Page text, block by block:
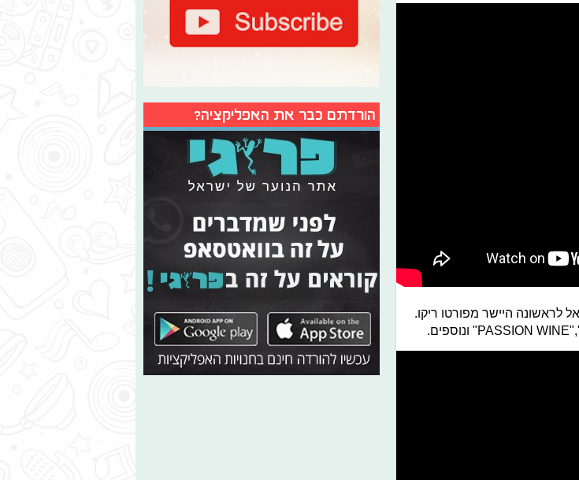
לראשונה היישר מפורטו ריקו.
הורדתם כבר את האפליקציה?